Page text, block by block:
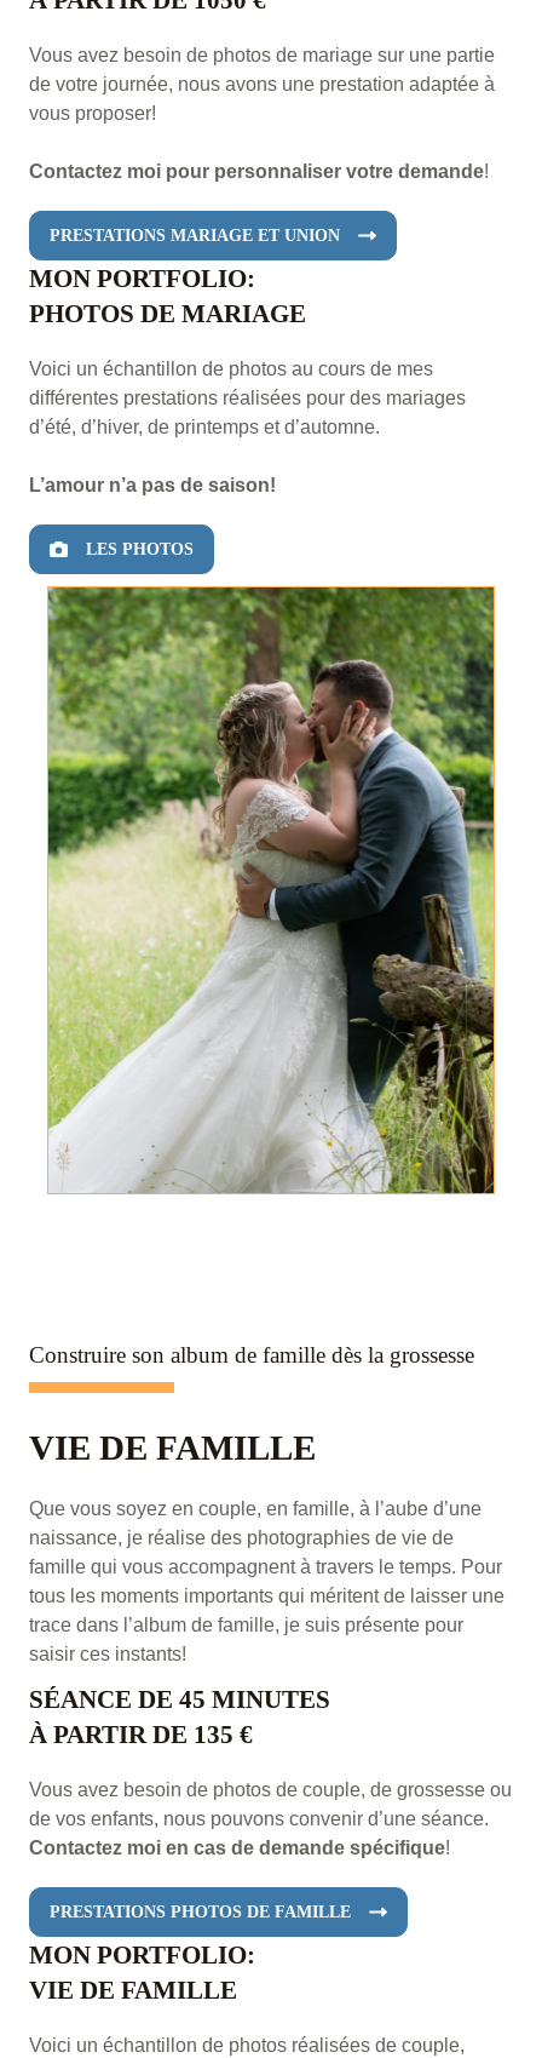
Vous avez besoin de photos de mariage sur une partie
de votre journée, nous avons une prestation adaptée à
vous proposer!
Contactez moi pour personnaliser votre demande!
PRESTATIONS MARIAGE ET UNION
MON PORTFOLIO:
PHOTOS DE MARIAGE
Voici un échantillon de photos au cours de mes
différentes prestations réalisées pour des mariages
d’été, d’hiver, de printemps et d’automne.
L’amour n’a pas de saison!
LES PHOTOS
Construire son album de famille dès la grossesse
VIE DE FAMILLE
Que vous soyez en couple, en famille, à l’aube d’une
naissance, je réalise des photographies de vie de
famille qui vous accompagnent à travers le temps. Pour
tous les moments importants qui méritent de laisser une
trace dans l’album de famille, je suis présente pour
saisir ces instants!
SÉANCE DE 45 MINUTES
À PARTIR DE 135 €
Vous avez besoin de photos de couple, de grossesse ou
de vos enfants, nous pouvons convenir d’une séance.
Contactez moi en cas de demande spécifique!
PRESTATIONS PHOTOS DE FAMILLE
MON PORTFOLIO:
VIE DE FAMILLE
Voici un échantillon de photos réalisées de couple,